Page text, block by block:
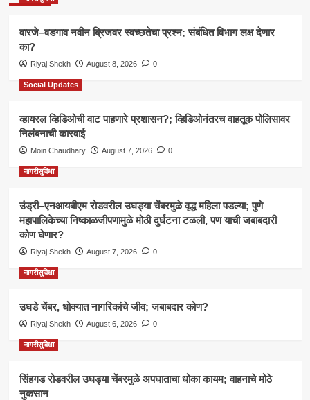
वारजे–वडगाव नवीन ब्रिजवर स्वच्छतेचा प्रश्न; संबंधित विभाग लक्ष देणार
का?
Riyaj Shekh August 8, 2026 0
Social Updates
व्हायरल व्हिडिओची वाट पाहणारे प्रशासन?; व्हिडिओनंतरच वाहतूक पोलिसावर
निलंबनाची कारवाई
Moin Chaudhary August 7, 2026 0
नागरीसुविधा
उंड्री–एनआयबीएम रोडवरील उघड्या चेंबरमुळे वृद्ध महिला पडल्या; पुणे
महापालिकेच्या निष्काळजीपणामुळे मोठी दुर्घटना टळली, पण याची जबाबदारी
कोण घेणार?
Riyaj Shekh August 7, 2026 0
नागरीसुविधा
उघडे चेंबर, धोक्यात नागरिकांचे जीव; जबाबदार कोण?
Riyaj Shekh August 6, 2026 0
नागरीसुविधा
सिंहगड रोडवरील उघड्या चेंबरमुळे अपघाताचा धोका कायम; वाहनाचे मोठे
नुकसान